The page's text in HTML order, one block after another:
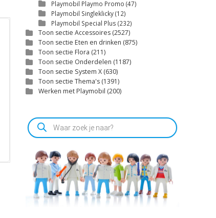
Playmobil Playmo Promo (47)
Playmobil Singleklicky(12)
Playmobil Special Plus (232)
Toon sectie Accessoires (2527)
Toon sectie Eten en drinken (875)
Toon sectie Flora (211)
Toon sectie Onderdelen (1187)
Toon sectie System X (630)
Toon sectie Thema's (1391)
Werken met Playmobil (200)
Producten
zoeken